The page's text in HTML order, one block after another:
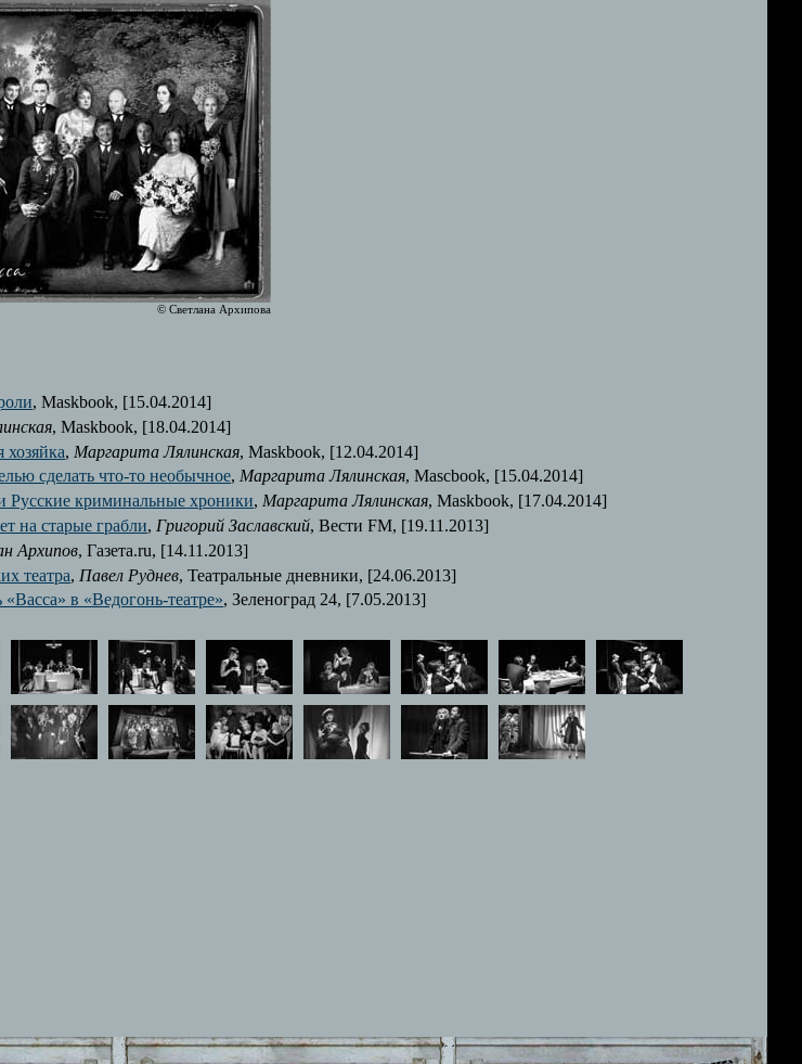
© Светлана Архипова
, Maskbook, [15.04.2014]
, Maskbook, [18.04.2014]
хозяйка, Маргарита Лялинская, Maskbook, [12.04.2014]
сделать что-то необычное, Маргарита Лялинская, Mascbook, [15.04.2014]
Русские криминальные хроники, Маргарита Лялинская, Maskbook, [17.04.2014]
на старые грабли, Григорий Заславский, Вести FM, [19.11.2013]
Архипов, Газета.ru, [14.11.2013]
театра, Павел Руднев, Театральные дневники, [24.06.2013]
в «Ведогонь-театре», Зеленоград 24, [7.05.2013]